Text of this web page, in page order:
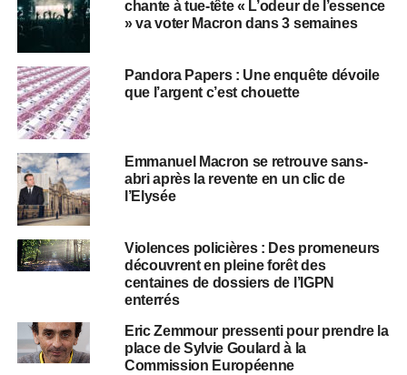
chante à tue-tête « L’odeur de l’essence
» va voter Macron dans 3 semaines
Pandora Papers : Une enquête dévoile
que l’argent c’est chouette
Emmanuel Macron se retrouve sans-
abri après la revente en un clic de
l’Elysée
Violences policières : Des promeneurs
découvrent en pleine forêt des
centaines de dossiers de l’IGPN
enterrés
Eric Zemmour pressenti pour prendre la
place de Sylvie Goulard à la
Commission Européenne